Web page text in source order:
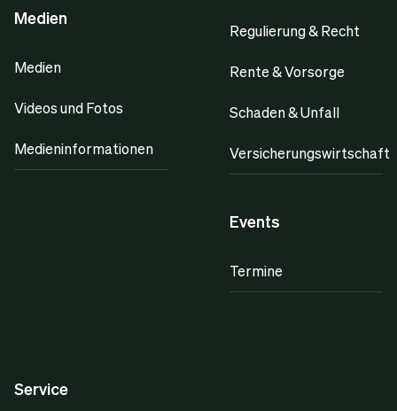
Medien
Medien
Videos und Fotos
Medieninformationen
Regulierung & Recht
Rente & Vorsorge
Schaden & Unfall
Versicherungswirtschaft
Events
Termine
Service